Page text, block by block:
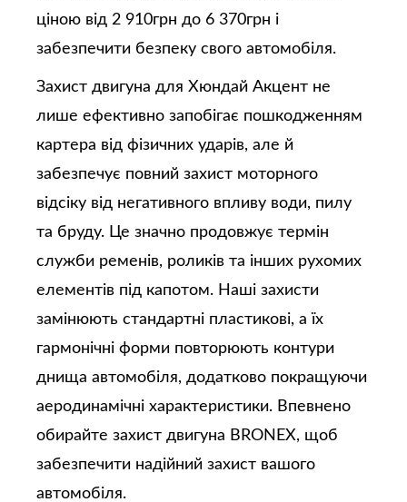
ціною від 2 910грн до 6 370грн і
забезпечити безпеку свого автомобіля.
Захист двигуна для Хюндай Акцент не
лише ефективно запобігає пошкодженням
картера від фізичних ударів, але й
забезпечує повний захист моторного
відсіку від негативного впливу води, пилу
та бруду. Це значно продовжує термін
служби ременів, роликів та інших рухомих
елементів під капотом. Наші захисти
замінюють стандартні пластикові, а їх
гармонічні форми повторюють контури
днища автомобіля, додатково покращуючи
аеродинамічні характеристики. Впевнено
обирайте захист двигуна BRONEX, щоб
забезпечити надійний захист вашого
автомобіля.